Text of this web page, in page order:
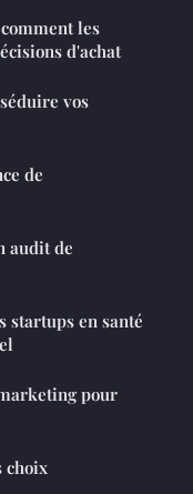
les
d'achat
vos
de
audit de
startups en santé
pour
choix